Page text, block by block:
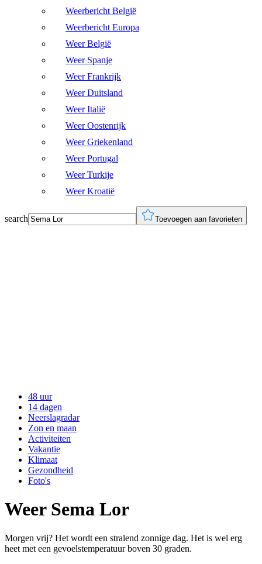
Weerbericht België
Weerbericht Europa
Weer België
Weer Spanje
Weer Frankrijk
Weer Duitsland
Weer Italië
Weer Oostenrijk
Weer Griekenland
Weer Portugal
Weer Turkije
Weer Kroatië
search Toevoegen aan favorieten
48 uur
14 dagen
Neerslagradar
Zon en maan
Activiteiten
Vakantie
Klimaat
Gezondheid
Foto's
Weer Sema Lor
Morgen vrij? Het wordt een stralend zonnige dag. Het is wel erg
heet met een gevoelstemperatuur boven 30 graden.